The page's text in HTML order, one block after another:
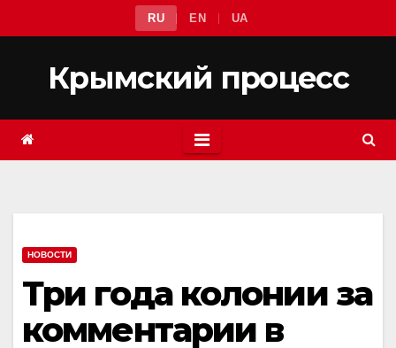
к
содержимому
RU EN UA
Крымский процесс
НОВОСТИ
Три года колонии за
комментарии в